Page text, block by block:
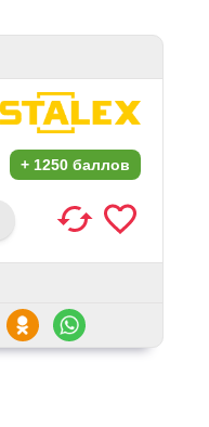
+ 1250 баллов